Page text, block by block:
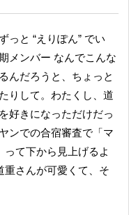
メンバー なんでこんな
んだろうと、ちょっと
りして。わたくし、道
好きになっただけだっ
ンでの合宿審査で「マ
て下から見上げるよ
重さんが可愛くて、そ